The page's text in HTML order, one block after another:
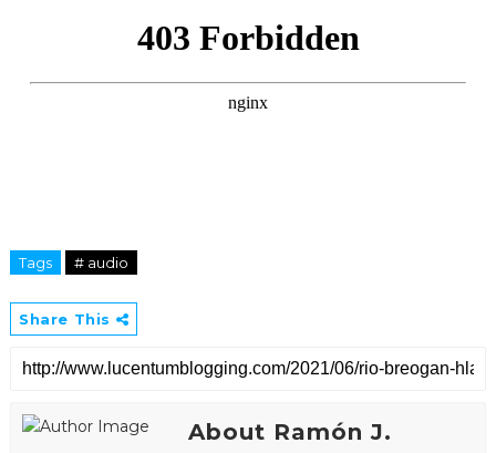
Tags # audio
Share This
About Ramón J.